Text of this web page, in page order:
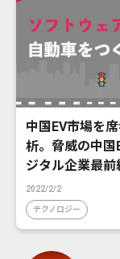
中国EV市場を
析。脅威の中国
ジタル企業最前
2022/2/2
テクノロジー